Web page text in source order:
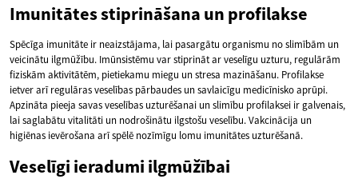
Imunitātes stiprināšana un profilakse
Spēcīga imunitāte ir neaizstājama, lai pasargātu organismu no slimībām un
veicinātu ilgmūžību. Imūnsistēmu var stiprināt ar veselīgu uzturu, regulārām
fiziskām aktivitātēm, pietiekamu miegu un stresa mazināšanu. Profilakse
ietver arī regulāras veselības pārbaudes un savlaicīgu medicīnisko aprūpi.
Apzināta pieeja savas veselības uzturēšanai un slimību profilaksei ir galvenais,
lai saglabātu vitalitāti un nodrošinātu ilgstošu veselību. Vakcinācija un
higiēnas ievērošana arī spēlē nozīmīgu lomu imunitātes uzturēšanā.
Veselīgi ieradumi ilgmūžībai